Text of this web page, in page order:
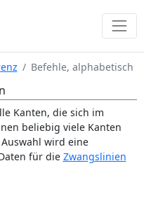
Befehle, alphabetisch
Kanten, die sich im
beliebig viele Kanten
wird eine
für die Zwangslinien